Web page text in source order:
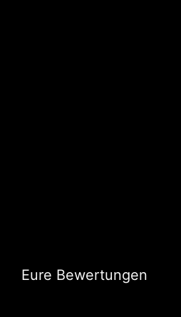
Eure Bewertungen